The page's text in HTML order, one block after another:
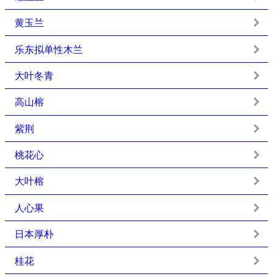
黄玉兰
乐东拟单性木兰
大叶冬青
高山榕
紫荆
桃花心
大叶榕
人心果
日本厚朴
桂花